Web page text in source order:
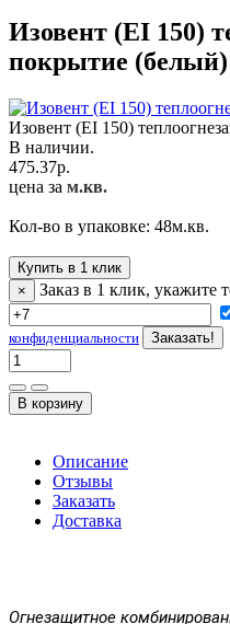
Изовент (EI 150)
покрытие (белый)
Изовент (EI 150)
В наличии.
475.37р.
цена за м.кв.
Кол-во в упаковке: 48м.кв.
Купить в 1 клик
×
Заказ в 1 клик, укажите
конфиденциальности
Описание
Отзывы
Заказать
Доставка
Огнезащитное